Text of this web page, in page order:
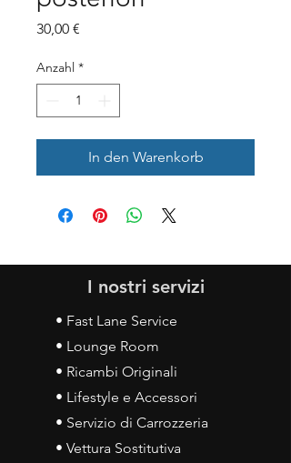
30,00 €
Anzahl *
In den Warenkorb
I nostri servizi
• Fast Lane Service
• Lounge Room
• Ricambi Originali
• Lifestyle e Accessori
• Servizio di Carrozzeria
• Vettura Sostitutiva